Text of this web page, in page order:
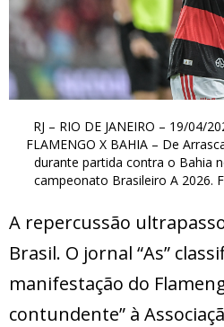
RJ – RIO DE JANEIRO – 19/04/
FLAMENGO X BAHIA – De
durante partida contra o Bahia
campeonato Brasileiro A 2026.
A repercussão
Brasil. O jornal “As”
manifestação do
contundente” à